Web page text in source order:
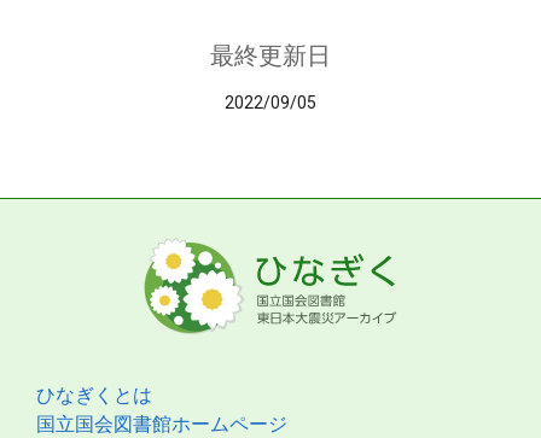
最終更新日
2022/09/05
ひなぎくとは
国立国会図書館ホームページ